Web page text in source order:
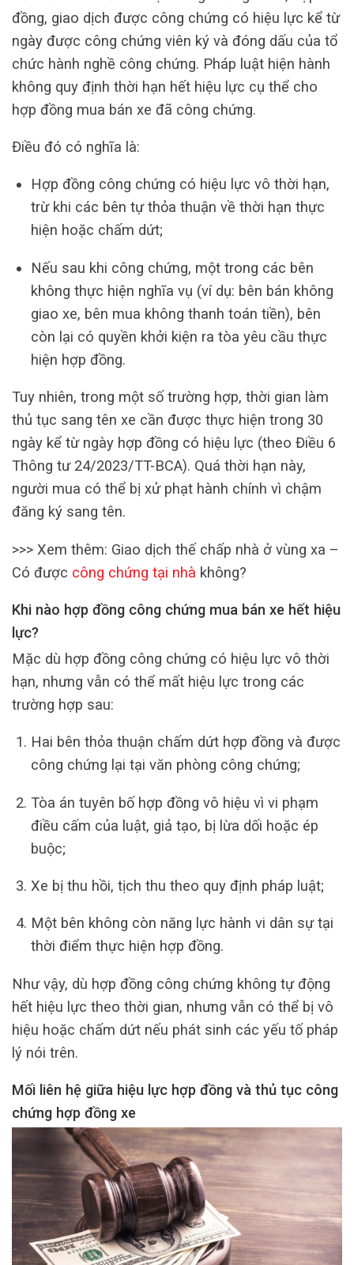
đồng, giao dịch được công chứng có hiệu lực kể từ
ngày được công chứng viên ký và đóng dấu của tổ
chức hành nghề công chứng. Pháp luật hiện hành
không quy định thời hạn hết hiệu lực cụ thể cho
hợp đồng mua bán xe đã công chứng.
Điều đó có nghĩa là:
Hợp đồng công chứng có hiệu lực vô thời hạn,
trừ khi các bên tự thỏa thuận về thời hạn thực
hiện hoặc chấm dứt;
Nếu sau khi công chứng, một trong các bên
không thực hiện nghĩa vụ (ví dụ: bên bán không
giao xe, bên mua không thanh toán tiền), bên
còn lại có quyền khởi kiện ra tòa yêu cầu thực
hiện hợp đồng.
Tuy nhiên, trong một số trường hợp, thời gian làm
thủ tục sang tên xe cần được thực hiện trong 30
ngày kể từ ngày hợp đồng có hiệu lực (theo Điều 6
Thông tư 24/2023/TT-BCA). Quá thời hạn này,
người mua có thể bị xử phạt hành chính vì chậm
đăng ký sang tên.
>>> Xem thêm: Giao dịch thế chấp nhà ở vùng xa –
Có được công chứng tại nhà không?
Khi nào hợp đồng công chứng mua bán xe hết hiệu
lực?
Mặc dù hợp đồng công chứng có hiệu lực vô thời
hạn, nhưng vẫn có thể mất hiệu lực trong các
trường hợp sau:
Hai bên thỏa thuận chấm dứt hợp đồng và được
công chứng lại tại văn phòng công chứng;
Tòa án tuyên bố hợp đồng vô hiệu vì vi phạm
điều cấm của luật, giả tạo, bị lừa dối hoặc ép
buộc;
Xe bị thu hồi, tịch thu theo quy định pháp luật;
Một bên không còn năng lực hành vi dân sự tại
thời điểm thực hiện hợp đồng.
Như vậy, dù hợp đồng công chứng không tự động
hết hiệu lực theo thời gian, nhưng vẫn có thể bị vô
hiệu hoặc chấm dứt nếu phát sinh các yếu tố pháp
lý nói trên.
Mối liên hệ giữa hiệu lực hợp đồng và thủ tục công
chứng hợp đồng xe